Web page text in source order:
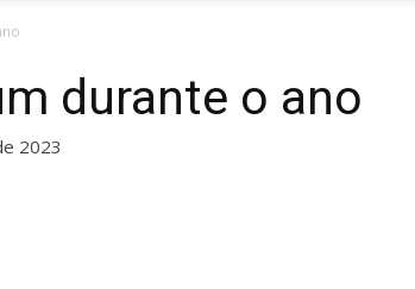
durante o ano
2023